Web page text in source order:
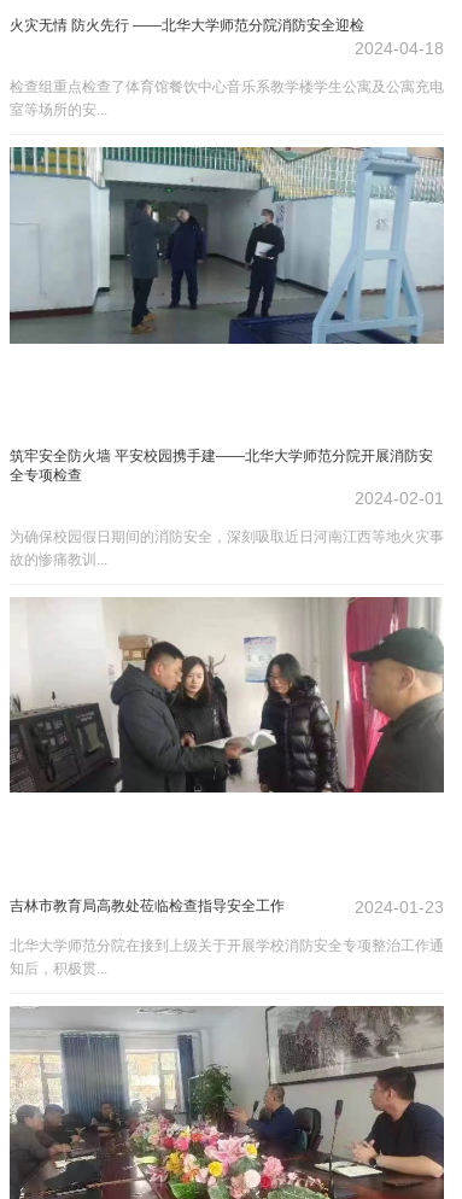
火灾无情 防火先行 ——北华大学师范分院消防安全迎检
2024-04-18
检查组重点检查了体育馆餐饮中心音乐系教学楼学生公寓及公寓充电
室等场所的安...
筑牢安全防火墙 平安校园携手建——北华大学师范分院开展消防安
全专项检查
2024-02-01
为确保校园假日期间的消防安全，深刻吸取近日河南江西等地火灾事
故的惨痛教训...
吉林市教育局高教处莅临检查指导安全工作 2024-01-23
北华大学师范分院在接到上级关于开展学校消防安全专项整治工作通
知后，积极贯...